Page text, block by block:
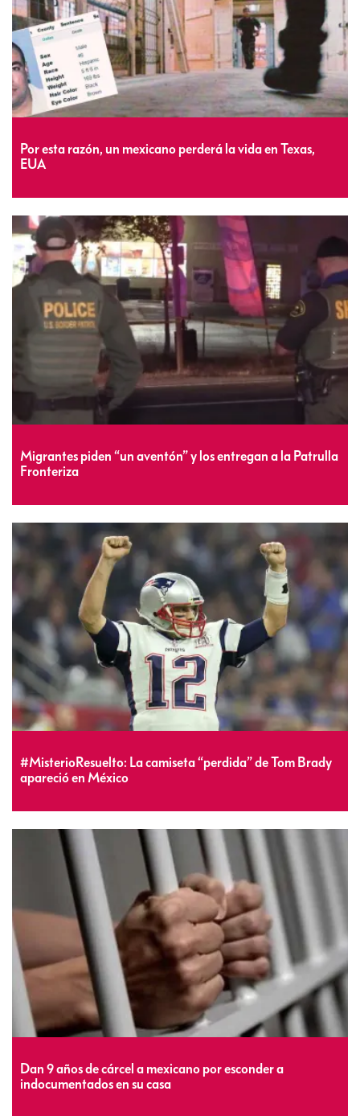
Por esta razón, un mexicano perderá la vida en Texas,
EUA
Migrantes piden “un aventón” y los entregan a la Patrulla
Fronteriza
#MisterioResuelto: La camiseta “perdida” de Tom Brady
apareció en México
Dan 9 años de cárcel a mexicano por esconder a
indocumentados en su casa